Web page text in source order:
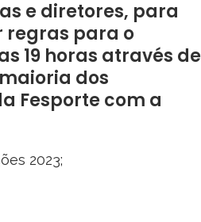
e diretores, para
regras para o
19 horas através de
dos
Fesporte com a
2023;